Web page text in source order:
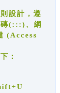
設計，遵
磚(:::)、網
(Access
：